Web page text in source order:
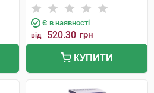
Є в наявності
від 520.30 грн
КУПИТИ